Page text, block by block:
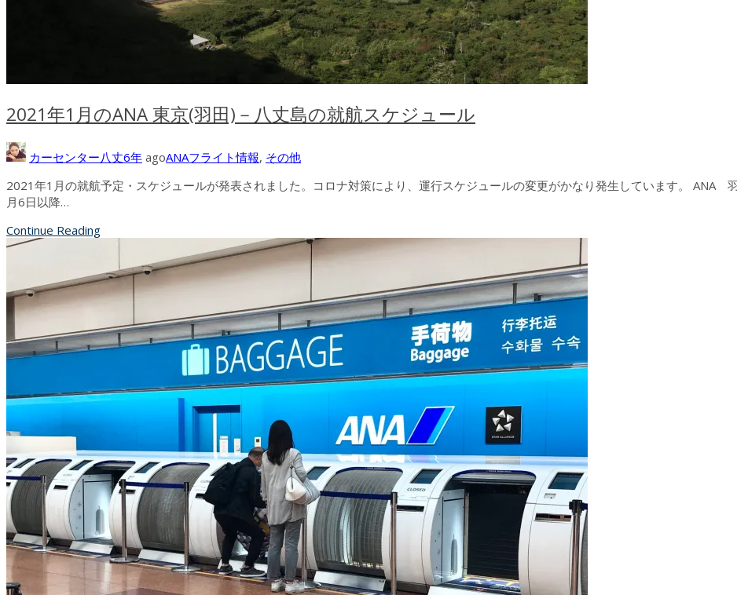
2021年1月のANA 東京(羽田)－八丈島の就航スケジュール
カーセンター八丈6年 agoANAフライト情報, その他
2021年1月の就航予定・スケジュールが発表されました。コロナ対策により、運行スケジュールの変更がかなり発生しています。 ANA
月6日以降…
Continue Reading